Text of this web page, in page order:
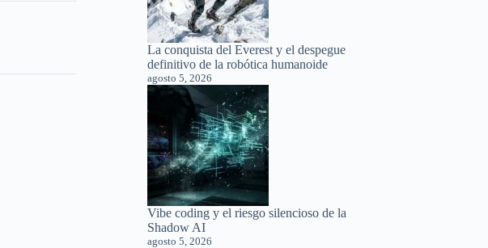
La conquista del Everest y el despegue
definitivo de la robótica humanoide
agosto 5, 2026
Vibe coding y el riesgo silencioso de la
Shadow AI
agosto 5, 2026